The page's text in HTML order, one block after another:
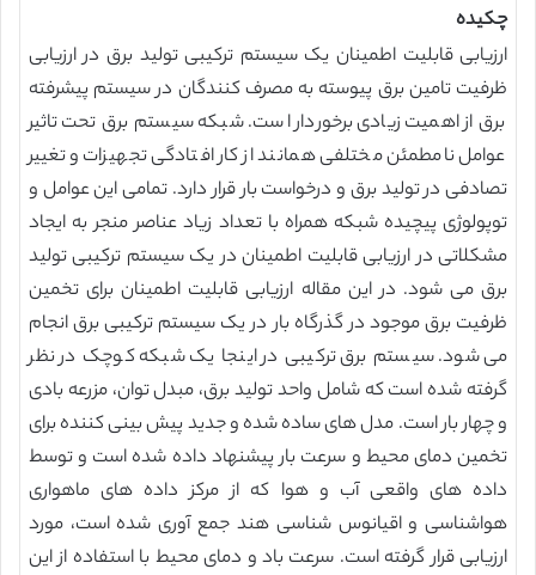
چکیده
ارزیابی قابلیت اطمینان یک سیستم ترکیبی تولید برق در ارزیابی
ظرفیت تامین برق پیوسته به مصرف کنندگان در سیستم پیشرفته
برق از اهمیت زیادی برخوردار است. شبکه سیستم برق تحت تاثیر
عوامل نامطمئن مختلفی همانند از کار افتادگی تجهیزات و تغییر
تصادفی در تولید برق و درخواست بار قرار دارد. تمامی این عوامل و
توپولوژی پیچیده شبکه همراه با تعداد زیاد عناصر منجر به ایجاد
مشکلاتی در ارزیابی قابلیت اطمینان در یک سیستم ترکیبی تولید
برق می شود. در این مقاله ارزیابی قابلیت اطمینان برای تخمین
ظرفیت برق موجود در گذرگاه بار در یک سیستم ترکیبی برق انجام
می شود. سیستم برق ترکیبی در اینجا یک شبکه کوچک در نظر
گرفته شده است که شامل واحد تولید برق، مبدل توان، مزرعه بادی
و چهار بار است. مدل های ساده شده و جدید پیش بینی کننده برای
تخمین دمای محیط و سرعت بار پیشنهاد داده شده است و توسط
داده های واقعی آب و هوا که از مرکز داده های ماهواری
هواشناسی و اقیانوس شناسی هند جمع آوری شده است، مورد
ارزیابی قرار گرفته است. سرعت باد و دمای محیط با استفاده از این